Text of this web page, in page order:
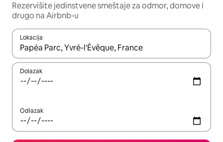
Rezervišite jedinstvene smeštaje za odmor, domove i
drugo na Airbnb-u
Lokacija
Kad su rezultati dostupni, možete da se krećete kroz njih
Dolazak
Odlazak